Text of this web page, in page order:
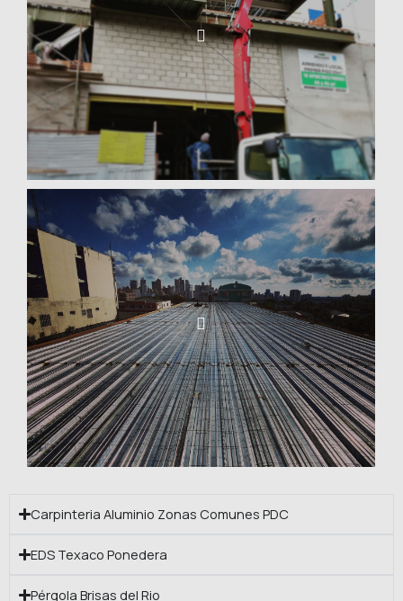
Carpinteria Aluminio Zonas Comunes PDC
EDS Texaco Ponedera
Pérgola Brisas del Rio